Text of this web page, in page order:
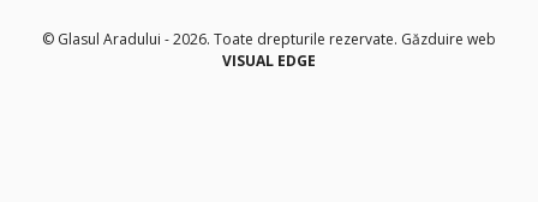
© Glasul Aradului - 2026. Toate drepturile rezervate. Găzduire web
VISUAL EDGE